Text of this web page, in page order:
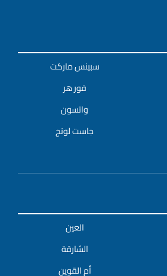
سبينس ماركت
فور هر
واتسون
جاست لونج
العين
الشارقة
أم القوين